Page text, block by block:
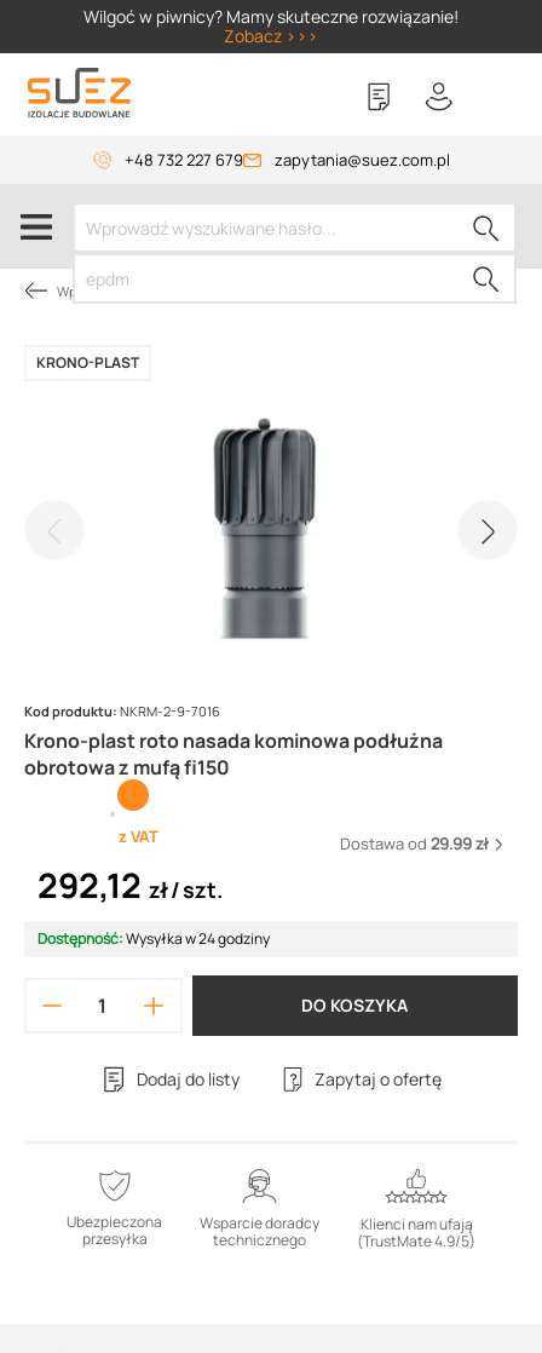
Wilgoć w piwnicy? Mamy skuteczne rozwiązanie!
Zobacz >>>
+48 732 227 679 zapytania@suez.com.pl
Wpusty i akcesoria
Krono-plast roto nasada kominowa podłużna
obrotowa z mufą fi150
KRONO-PLAST
Kod produktu: NKRM-2-9-7016
z VAT Dostawa od 29.99 zł
292,12 zł szt.
Dostępność:Wysyłka w 24 godziny
DO KOSZYKA
Dodaj do listy Zapytaj o ofertę
Ubezpieczona
przesyłka
Wsparcie doradcy
technicznego
Klienci nam ufają
(TrustMate 4.9/5)